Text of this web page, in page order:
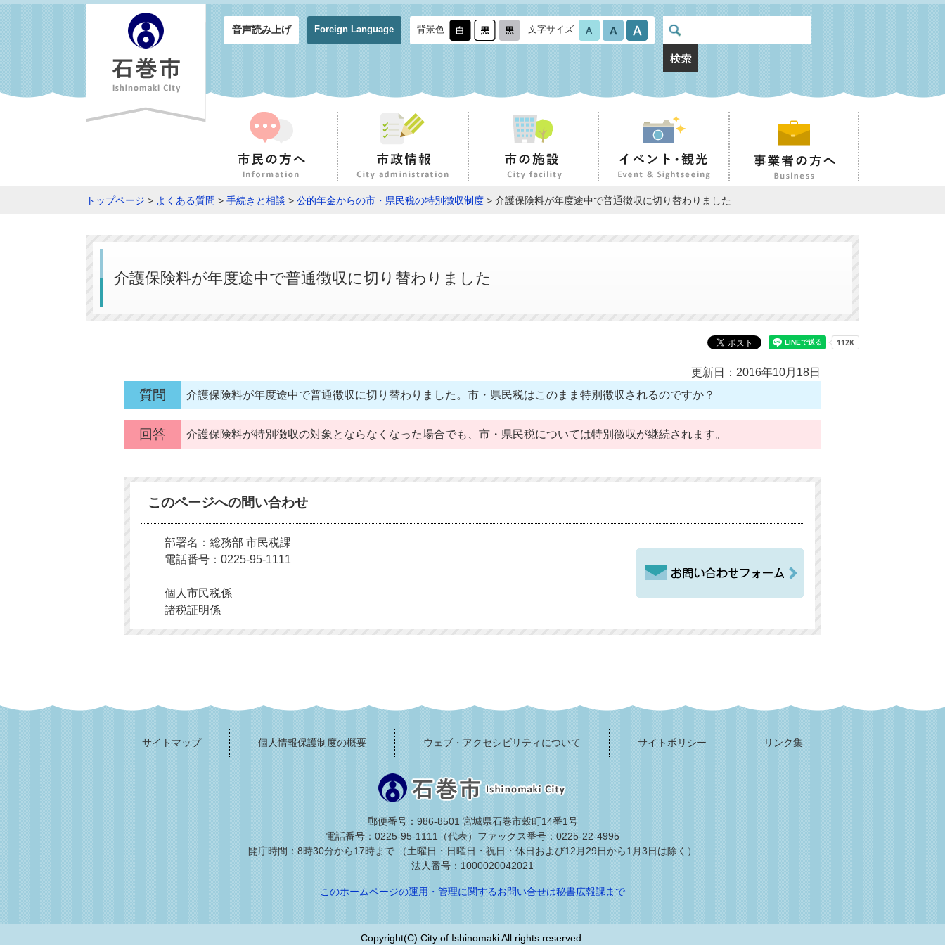
音声読み上げ Foreign Language 背景色 文字サイズ
トップページ > よくある質問 > 手続きと相談 > 公的年金からの市・県民税の特別徴収制度 > 介護保険料が年度途中で普通徴収に切り替わりました
介護保険料が年度途中で普通徴収に切り替わりました
更新日：2016年10月18日
質問 介護保険料が年度途中で普通徴収に切り替わりました。市・県民税はこのまま特別徴収されるのですか？
回答 介護保険料が特別徴収の対象とならなくなった場合でも、市・県民税については特別徴収が継続されます。
このページへの問い合わせ
部署名：総務部 市民税課
電話番号：0225-95-1111
個人市民税係
諸税証明係
サイトマップ 個人情報保護制度の概要 ウェブ・アクセシビリティについて サイトポリシー リンク集
郵便番号：986-8501 宮城県石巻市穀町14番1号
電話番号：0225-95-1111（代表） ファックス番号：0225-22-4995
開庁時間：8時30分から17時まで （土曜日・日曜日・祝日・休日および12月29日から1月3日は除く）
法人番号：1000020042021
このホームページの運用・管理に関するお問い合せは秘書広報課まで
Copyright(C) City of Ishinomaki All rights reserved.